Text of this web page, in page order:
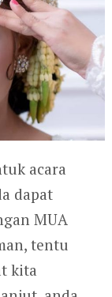
acara
dapat
MUA
tentu
kita